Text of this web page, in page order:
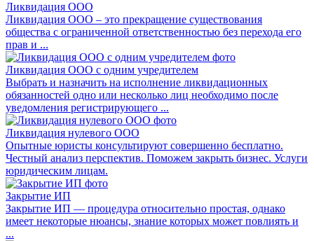
Ликвидация ООО
Ликвидация ООО – это прекращение существования
общества с ограниченной ответственностью без перехода его
прав и ...
Ликвидация ООО с одним учредителем
Выбрать и назначить на исполнение ликвидационных
обязанностей одно или несколько лиц необходимо после
уведомления регистрирующего ...
Ликвидация нулевого ООО
Опытные юристы консультируют совершенно бесплатно.
Честный анализ перспектив. Поможем закрыть бизнес. Услуги
юридическим лицам.
Закрытие ИП
Закрытие ИП — процедура относительно простая, однако
имеет некоторые нюансы, знание которых может повлиять и
...